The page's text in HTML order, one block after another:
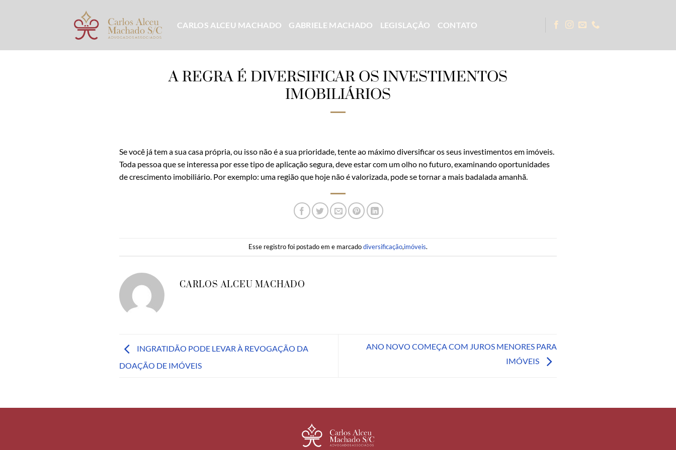
CARLOS ALCEU MACHADO GABRIELE MACHADO LEGISLAÇÃO CONTATO
A REGRA É DIVERSIFICAR OS INVESTIMENTOS
IMOBILIÁRIOS
Se você já tem a sua casa própria, ou isso não é a sua prioridade, tente ao máximo diversificar os seus investimentos em imóveis.
Toda pessoa que se interessa por esse tipo de aplicação segura, deve estar com um olho no futuro, examinando oportunidades
de crescimento imobiliário. Por exemplo: uma região que hoje não é valorizada, pode se tornar a mais badalada amanhã.
Esse registro foi postado em e marcadodiversificação,imóveis.
CARLOS ALCEU MACHADO
INGRATIDÃO PODE LEVAR À REVOGAÇÃO DA
DOAÇÃO DE IMÓVEIS
ANO NOVO COMEÇA COM JUROS MENORES PARA
IMÓVEIS